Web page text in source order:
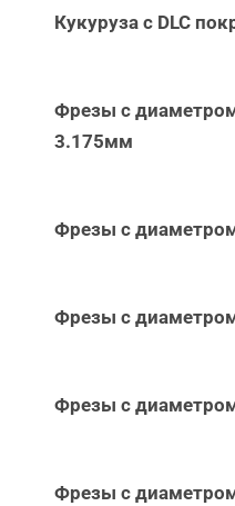
Кукуруза с DLC
Фрезы с
3.175мм
Фрезы с
Фрезы с
Фрезы с
Фрезы с